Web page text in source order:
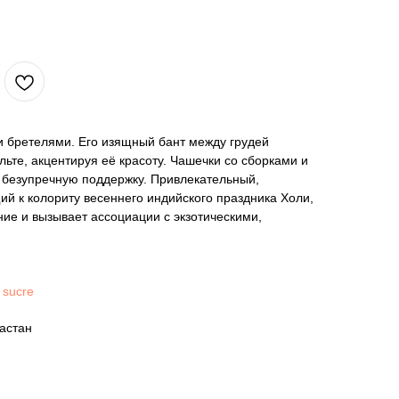
Его изящный бант между грудей
акцентируя её красоту. Чашечки со сборками и
поддержку. Привлекательный,
к колориту весеннего индийского праздника Холи,
и вызывает ассоциации с экзотическими,